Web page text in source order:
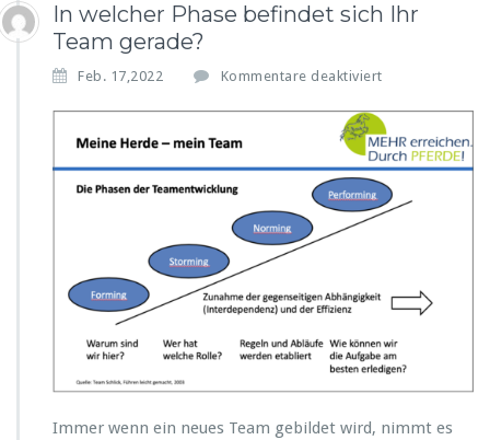
In welcher Phase befindet sich Ihr
Team gerade?
Feb. 17,2022 Kommentare deaktiviert
r
I
n
w
e
e
r
P
h
a
e
Immer wenn ein neues Team gebildet wird, nimmt es